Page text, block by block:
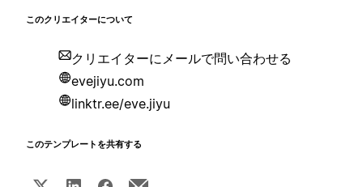
このクリエイターについて
クリエイターにメールで問い合わせる
evejiyu.com
linktr.ee/eve.jiyu
このテンプレートを共有する